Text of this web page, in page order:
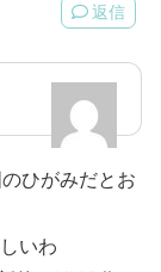
返信
ひがみだとお
いわ